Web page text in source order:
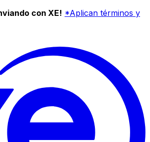
con XE! *Aplican términos y